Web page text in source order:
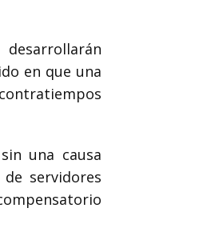
en que una
una causa
servidores